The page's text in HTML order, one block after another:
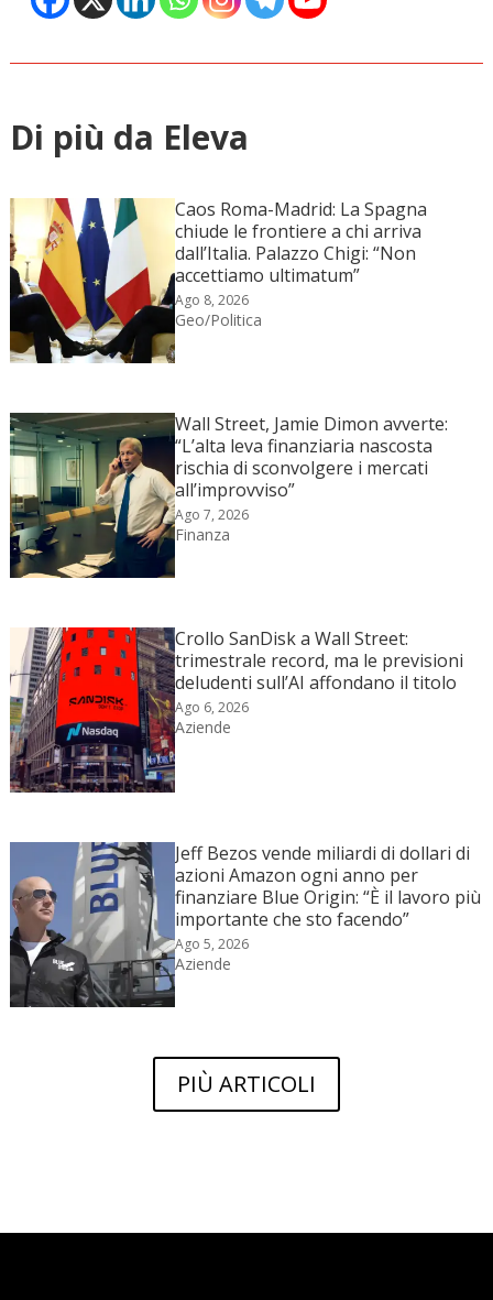
Di più da Eleva
Caos Roma-Madrid: La Spagna
chiude le frontiere a chi arriva
dall’Italia. Palazzo Chigi: “Non
accettiamo ultimatum”
Ago 8, 2026
Geo/Politica
Wall Street, Jamie Dimon avverte:
“L’alta leva finanziaria nascosta
rischia di sconvolgere i mercati
all’improvviso”
Ago 7, 2026
Finanza
Crollo SanDisk a Wall Street:
trimestrale record, ma le previsioni
deludenti sull’AI affondano il titolo
Ago 6, 2026
Aziende
Jeff Bezos vende miliardi di dollari di
azioni Amazon ogni anno per
finanziare Blue Origin: “È il lavoro più
importante che sto facendo”
Ago 5, 2026
Aziende
PIÙ ARTICOLI